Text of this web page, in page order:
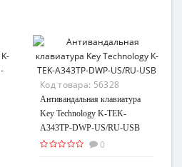
Код товара: 56328
Антивандальная клавиатура
Key Technology K-TEK-
A343TP-DWP-US/RU-USB
0